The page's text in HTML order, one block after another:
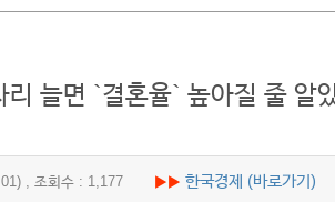
리 늘면 `결혼율` 높아질 줄
, 조회수 : 1,177 ▶▶ 한국경제 (바로가기)